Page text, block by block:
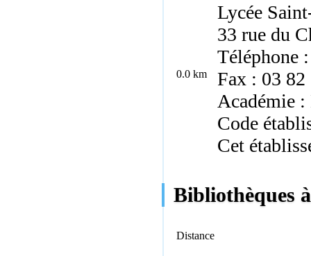
0.0 km
Lycée
33 rue du
Téléphone
Fax : 03 82
Académie
Code
Cet
Bibliothèques
Distance